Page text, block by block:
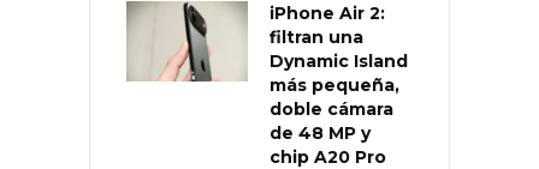
iPhone Air 2:
filtran una
Dynamic Island
más pequeña,
doble cámara
de 48 MP y
chip A20 Pro